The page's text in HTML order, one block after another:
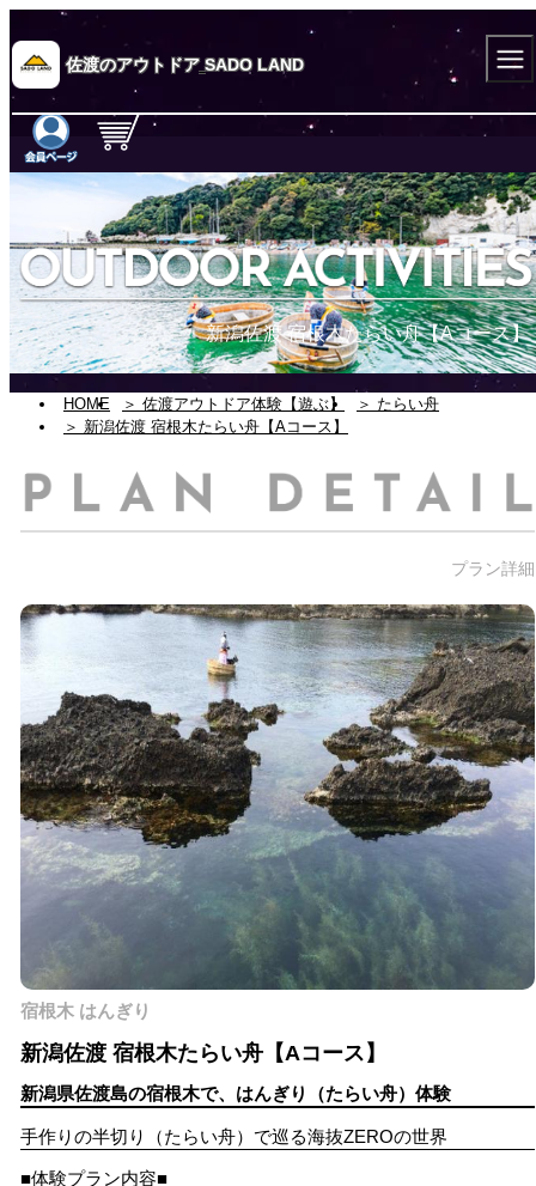
佐渡のアウトドア SADO LAND
新潟佐渡 宿根木たらい舟【Aコース】
HOME ＞ 佐渡アウトドア体験【遊ぶ】
＞ たらい舟
＞ 新潟佐渡 宿根木たらい舟【Aコース】
プラン詳細
宿根木 はんぎり
新潟佐渡 宿根木たらい舟【Aコース】
新潟県佐渡島の宿根木で、はんぎり（たらい舟）体験
手作りの半切り（たらい舟）で巡る海抜ZEROの世界
■体験プラン内容■